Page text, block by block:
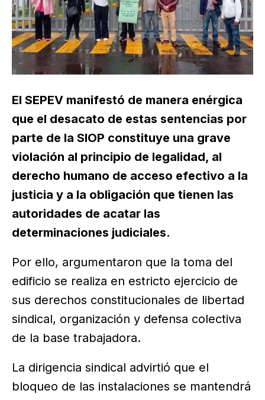
El SEPEV manifestó de manera enérgica
que el desacato de estas sentencias por
parte de la SIOP constituye una grave
violación al principio de legalidad, al
derecho humano de acceso efectivo a la
justicia y a la obligación que tienen las
autoridades de acatar las
determinaciones judiciales.
Por ello, argumentaron que la toma del
edificio se realiza en estricto ejercicio de
sus derechos constitucionales de libertad
sindical, organización y defensa colectiva
de la base trabajadora.
La dirigencia sindical advirtió que el
bloqueo de las instalaciones se mantendrá